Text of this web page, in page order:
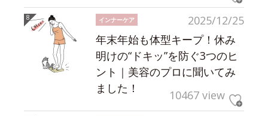
2025/12/25
インナーケア
年末年始も体型キープ！休み
明けの“ドキッ”を防ぐ3つのヒ
ント｜美容のプロに聞いてみ
ました！
10467 view